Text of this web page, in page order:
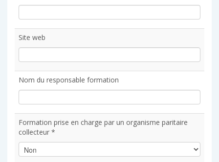
Site web
Nom du responsable formation
Formation prise en charge par un organisme paritaire
collecteur *